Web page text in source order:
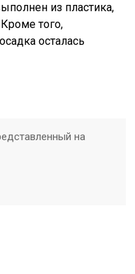
из пластика,
того,
осталась
на